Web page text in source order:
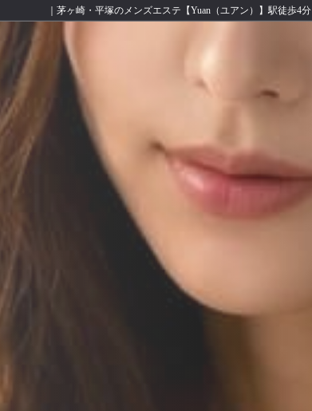
｜茅ヶ崎・平塚のメンズエステ【Yuan（ユアン）】駅徒歩4分